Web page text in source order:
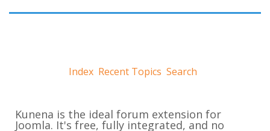
Index Recent Topics Search
Kunena is the ideal forum extension for
Joomla. It's free, fully integrated, and no